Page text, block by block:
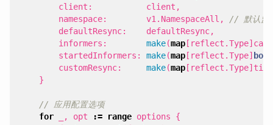
client : client ,
namespace: v1 . NamespaceAll ,
// 默认监
defaultResync: defaultResync,
informers : make(map [ reflect .Type]
startedInformers : make(map [ reflect .Type] bool
customResync: make(map [ reflect .Type] time
}
// 应用配置选项
for
, opt := range options
{